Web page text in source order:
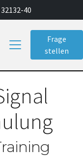
40
Frage
stellen